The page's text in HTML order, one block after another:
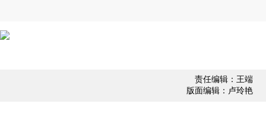
责任编辑：王端
版面编辑：卢玲艳